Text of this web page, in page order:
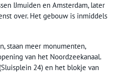
IJmuiden en Amsterdam, later
over. Het gebouw is inmiddels
staan meer monumenten,
van het Noordzeekanaal.
24) en het blokje van